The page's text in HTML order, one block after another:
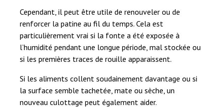
Cependant, il peut être utile de renouveler ou de
renforcer la patine au fil du temps. Cela est
particulièrement vrai si la fonte a été exposée à
l’humidité pendant une longue période, mal stockée ou
si les premières traces de rouille apparaissent.
Si les aliments collent soudainement davantage ou si
la surface semble tachetée, mate ou sèche, un
nouveau culottage peut également aider.